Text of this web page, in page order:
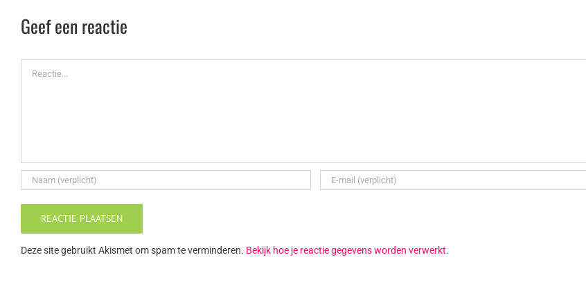
Geef een reactie
Deze site gebruikt Akismet om spam te verminderen. Bekijk hoe je reactie gegevens worden verwerkt.